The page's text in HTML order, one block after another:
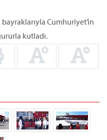
Cumhuriyet’in
kutladı.